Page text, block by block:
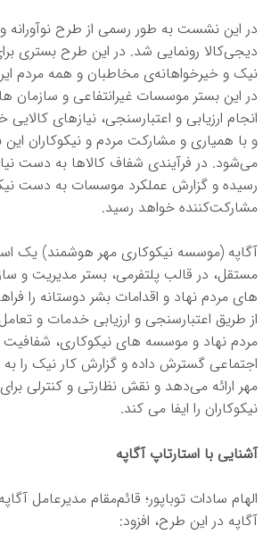
در این نشست به طور رسمی از طرح نوآورانه و
دیجی‌کالا رونمایی شد. در این طرح بستری
نیک و خیرخواهانه‌ی مخاطبان و همه مردم
در این بستر موسسات غیرانتفاعی و سازمان
انجام ارزیابی ‌و اعتبارسنجی‌، نیازهای کالایی
و با همیاری و مشارکت مردم و نیکوکاران این
می‌شود. در فرآیندی شفاف کالاها به دست
رسیده و گزارش عملکرد موسسات به دست
مشارکت‌کننده خواهد رسید.
آگاپه (موسسه نیکوکاری مهر هوشمند) یک
مستقل، در قالب پلتفرمی، بستر مدیریت و
های مردم نهاد و اقدامات بشر دوستانه را
از طریق اعتبارسنجی و ارزیابی خدمات و
مردم نهاد و موسسه های نیکوکاری، شفافیت
اجتماعی گسترش داده و گزارش کار نیک را به
مهر ارائه می‌دهد و نقش نظارتی و کنترلی
نیکوکاران را ایفا می کند.
آشنایی با استارتاپ آگاپه
الهام سادات توباپور؛ قائم‌مقام مدیرعامل
آگاپه در این طرح، افزود: